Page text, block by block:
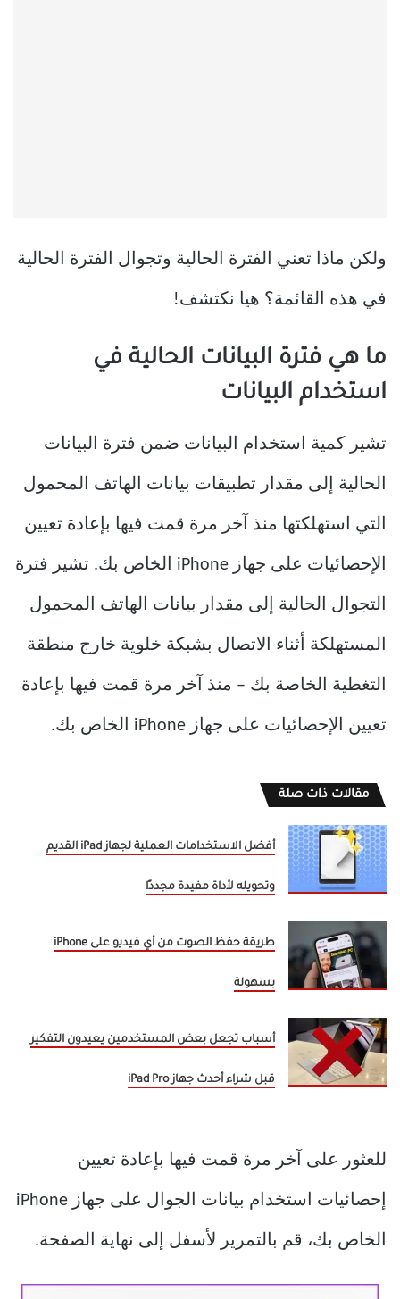
ولكن ماذا تعني الفترة الحالية وتجوال الفترة الحالية
في هذه القائمة؟ هيا نكتشف!
ما هي فترة البيانات الحالية في
استخدام البيانات
تشير كمية استخدام البيانات ضمن فترة البيانات
الحالية إلى مقدار تطبيقات بيانات الهاتف المحمول
التي استهلكتها منذ آخر مرة قمت فيها بإعادة تعيين
الإحصائيات على جهاز iPhone الخاص بك. تشير فترة
التجوال الحالية إلى مقدار بيانات الهاتف المحمول
المستهلكة أثناء الاتصال بشبكة خلوية خارج منطقة
التغطية الخاصة بك – منذ آخر مرة قمت فيها بإعادة
تعيين الإحصائيات على جهاز iPhone الخاص بك.
مقالات ذات صلة
أفضل الاستخدامات العملية لجهاز iPad القديم
وتحويله لأداة مفيدة مجددًا
طريقة حفظ الصوت من أي فيديو على iPhone
بسهولة
أسباب تجعل بعض المستخدمين يعيدون التفكير
قبل شراء أحدث جهاز iPad Pro
للعثور على آخر مرة قمت فيها بإعادة تعيين
إحصائيات استخدام بيانات الجوال على جهاز iPhone
الخاص بك، قم بالتمرير لأسفل إلى نهاية الصفحة.